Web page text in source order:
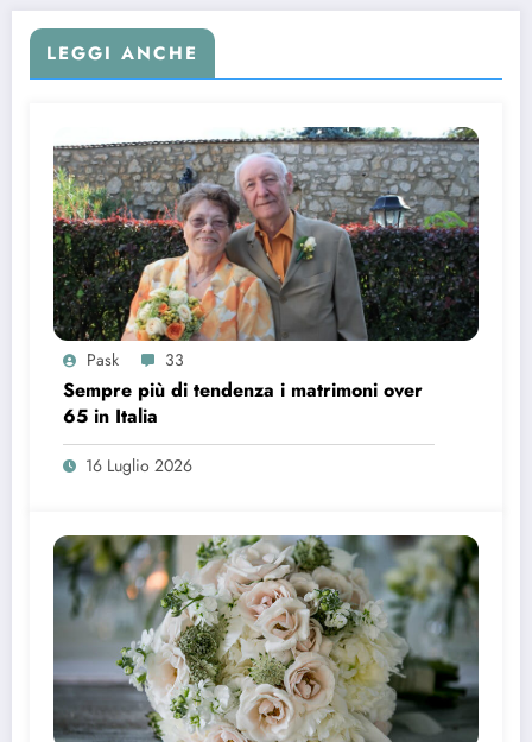
LEGGI ANCHE
Pask 33
Sempre più di tendenza i matrimoni over
65 in Italia
16 Luglio 2026